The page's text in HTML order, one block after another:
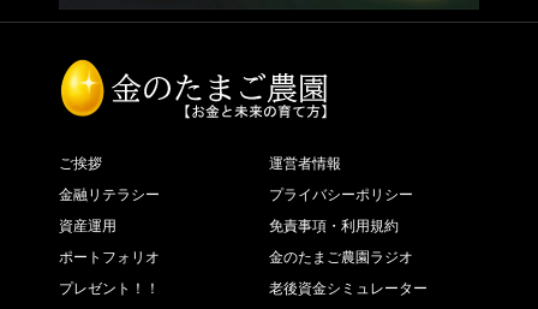
ご挨拶
金融リテラシー
資産運用
ポートフォリオ
プレゼント！！
運営者情報
プライバシーポリシー
免責事項・利用規約
金のたまご農園ラジオ
老後資金シミュレーター